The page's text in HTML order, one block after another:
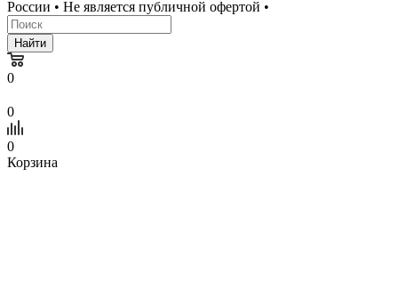
России • Не является публичной офертой •
Найти
0
0
0
Корзина